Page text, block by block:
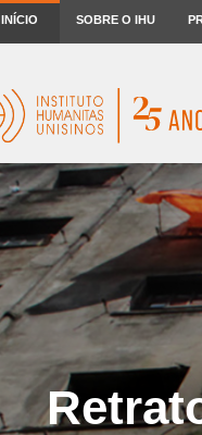
INÍCIO SOBRE O IHU